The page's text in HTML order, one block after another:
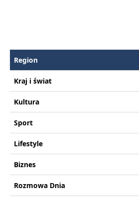
Region
Kraj i świat
Kultura
Sport
Lifestyle
Biznes
Rozmowa Dnia